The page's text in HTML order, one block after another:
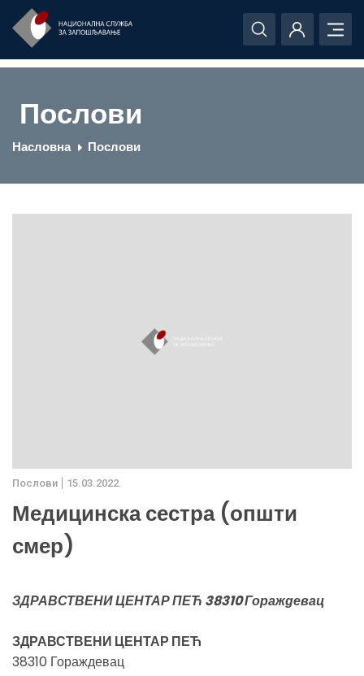
Послови
Насловна Послови
Послови 15.03.2022.
Медицинска сестра (општи
смер)
ЗДРАВСТВЕНИ ЦЕНТАР ПЕЋ 38310 Гораждевац
ЗДРАВСТВЕНИ ЦЕНТАР ПЕЋ
38310 Гораждевац